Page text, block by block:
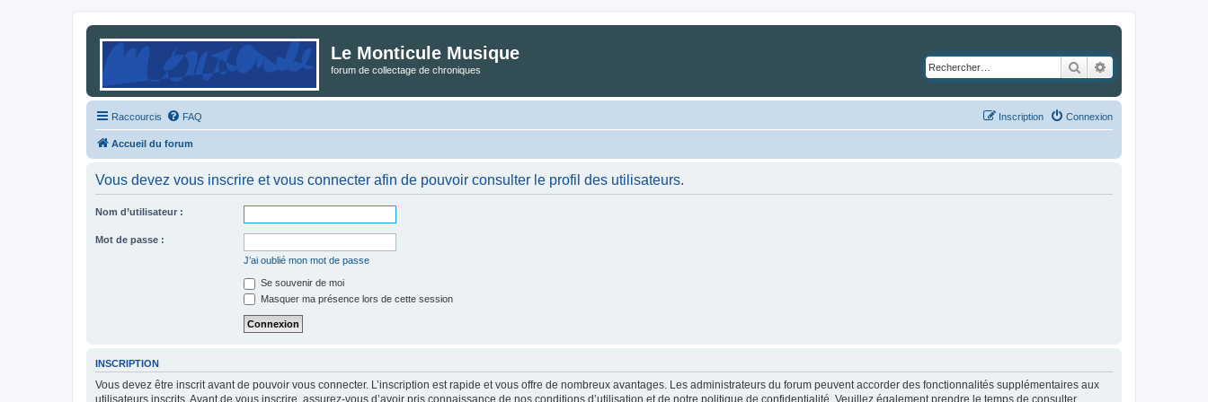
Le Monticule Musique
forum de collectage de chroniques Rechercher
Raccourcis FAQ Connexion
Inscription
Accueil du forum
Vous devez vous inscrire et vous connecter afin de pouvoir consulter le profil des utilisateurs.
Nom d’utilisateur :
Mot de passe :
J’ai oublié mon mot de passe
Se souvenir de moi
Masquer ma présence lors de cette session
INSCRIPTION
Vous devez être inscrit avant de pouvoir vous connecter. L’inscription est rapide et vous offre de nombreux avantages. Les administrateurs du forum peuvent accorder des fonctionnalités supplémentaires aux
utilisateurs inscrits. Avant de vous inscrire, assurez-vous d’avoir pris connaissance de nos conditions d’utilisation et de notre politique de confidentialité. Veuillez également prendre le temps de consulter